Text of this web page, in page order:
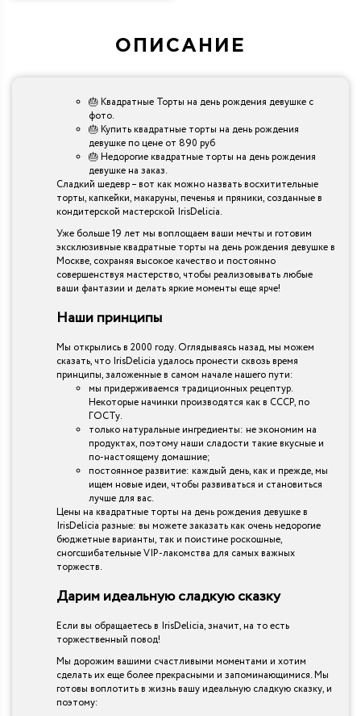
ОПИСАНИЕ
🎂 Квадратные Торты на день рождения девушке с
фото.
🎂 Купить квадратные торты на день рождения
девушке по цене от 890 руб
🎂 Недорогие квадратные торты на день рождения
девушке на заказ.
Сладкий шедевр – вот как можно назвать восхитительные
торты, капкейки, макаруны, печенья и пряники, созданные в
кондитерской мастерской IrisDelicia.
Уже больше 19 лет мы воплощаем ваши мечты и готовим
эксклюзивные квадратные торты на день рождения девушке в
Москве, сохраняя высокое качество и постоянно
совершенствуя мастерство, чтобы реализовывать любые
ваши фантазии и делать яркие моменты еще ярче!
Наши принципы
Мы открылись в 2000 году. Оглядываясь назад, мы можем
сказать, что IrisDelicia удалось пронести сквозь время
принципы, заложенные в самом начале нашего пути:
мы придерживаемся традиционных рецептур.
Некоторые начинки производятся как в СССР, по
ГОСТу.
только натуральные ингредиенты: не экономим на
продуктах, поэтому наши сладости такие вкусные и
по-настоящему домашние;
постоянное развитие: каждый день, как и прежде, мы
ищем новые идеи, чтобы развиваться и становиться
лучше для вас.
Цены на квадратные торты на день рождения девушке в
IrisDelicia разные: вы можете заказать как очень недорогие
бюджетные варианты, так и поистине роскошные,
сногсшибательные VIP-лакомства для самых важных
торжеств.
Дарим идеальную сладкую сказку
Если вы обращаетесь в IrisDelicia, значит, на то есть
торжественный повод!
Мы дорожим вашими счастливыми моментами и хотим
сделать их еще более прекрасными и запоминающимися. Мы
готовы воплотить в жизнь вашу идеальную сладкую сказку, и
поэтому: